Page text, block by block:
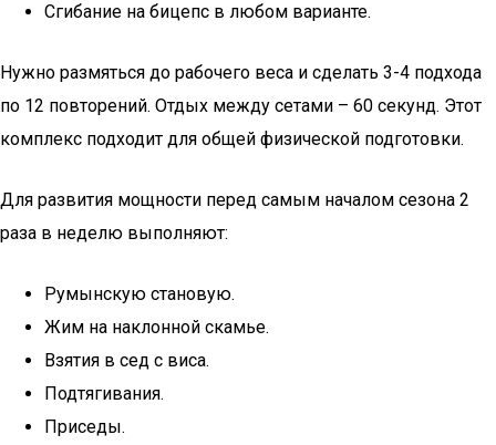
Сгибание на бицепс в любом варианте.
Нужно размяться до рабочего веса и сделать 3-4 подхода
по 12 повторений. Отдых между сетами – 60 секунд. Этот
комплекс подходит для общей физической подготовки.
Для развития мощности перед самым началом сезона 2
раза в неделю выполняют:
Румынскую становую.
Жим на наклонной скамье.
Взятия в сед с виса.
Подтягивания.
Приседы.